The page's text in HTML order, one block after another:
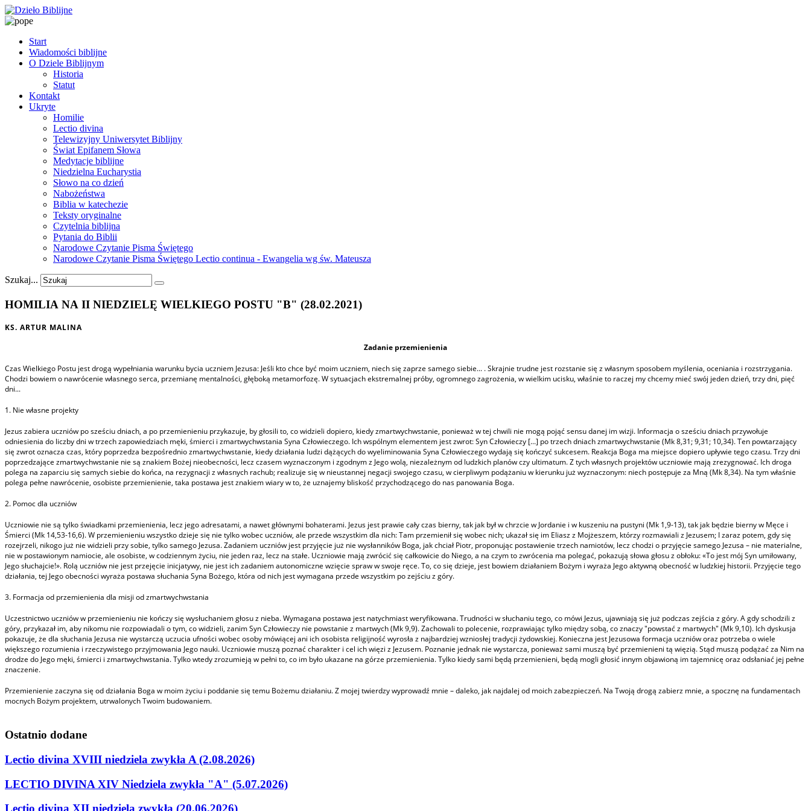
Start
Wiadomości biblijne
O Dziele Biblijnym
Historia
Statut
Kontakt
Ukryte
Homilie
Lectio divina
Telewizyjny Uniwersytet Biblijny
Świat Epifanem Słowa
Medytacje biblijne
Niedzielna Eucharystia
Słowo na co dzień
Nabożeństwa
Biblia w katechezie
Teksty oryginalne
Czytelnia biblijna
Pytania do Biblii
Narodowe Czytanie Pisma Świętego
Narodowe Czytanie Pisma Świętego Lectio continua - Ewangelia wg św. Mateusza
Szukaj...
HOMILIA NA II NIEDZIELĘ WIELKIEGO POSTU "B" (28.02.2021)
KS. ARTUR MALINA
Zadanie przemienienia
Czas Wielkiego Postu jest drogą wypełniania warunku bycia uczniem Jezusa: Jeśli kto chce być moim uczniem, niech się zaprze samego siebie... . Skrajnie trudne jest rozstanie się z własnym sposobem myślenia, oceniania i rozstrzygania.
Chodzi bowiem o nawrócenie własnego serca, przemianę mentalności, głęboką metamorfozę. W sytuacjach ekstremalnej próby, ogromnego zagrożenia, w wielkim ucisku, właśnie to raczej my chcemy mieć swój jeden dzień, trzy dni, pięć
dni...
1. Nie własne projekty
Jezus zabiera uczniów po sześciu dniach, a po przemienieniu przykazuje, by głosili to, co widzieli dopiero, kiedy zmartwychwstanie, ponieważ w tej chwili nie mogą pojąć sensu danej im wizji. Informacja o sześciu dniach przywołuje
odniesienia do liczby dni w trzech zapowiedziach męki, śmierci i zmartwychwstania Syna Człowieczego. Ich wspólnym elementem jest zwrot: Syn Człowieczy [...] po trzech dniach zmartwychwstanie (Mk 8,31; 9,31; 10,34). Ten powtarzający
się zwrot oznacza czas, który poprzedza bezpośrednio zmartwychwstanie, kiedy działania ludzi dążących do wyeliminowania Syna Człowieczego wydają się kończyć sukcesem. Reakcja Boga ma miejsce dopiero upływie tego czasu. Trzy dni
poprzedzające zmartwychwstanie nie są znakiem Bożej nieobecności, lecz czasem wyznaczonym i zgodnym z Jego wolą, niezależnym od ludzkich planów czy ultimatum. Z tych własnych projektów uczniowie mają zrezygnować. Ich droga
polega na zaparciu się samych siebie do końca, na rezygnacji z własnych rachub; realizuje się w nieustannej negacji swojego czasu, w cierpliwym podążaniu w kierunku już wyznaczonym: niech postępuje za Mną (Mk 8,34). Na tym właśnie
polega pełne nawrócenie, osobiste przemienienie, taka postawa jest znakiem wiary w to, że uznajemy bliskość przychodzącego do nas panowania Boga.
2. Pomoc dla uczniów
Uczniowie nie są tylko świadkami przemienienia, lecz jego adresatami, a nawet głównymi bohaterami. Jezus jest prawie cały czas bierny, tak jak był w chrzcie w Jordanie i w kuszeniu na pustyni (Mk 1,9-13), tak jak będzie bierny w Męce i
Śmierci (Mk 14,53-16,6). W przemienieniu wszystko dzieje się nie tylko wobec uczniów, ale przede wszystkim dla nich: Tam przemienił się wobec nich; ukazał się im Eliasz z Mojżeszem, którzy rozmawiali z Jezusem; I zaraz potem, gdy się
rozejrzeli, nikogo już nie widzieli przy sobie, tylko samego Jezusa. Zadaniem uczniów jest przyjęcie już nie wysłanników Boga, jak chciał Piotr, proponując postawienie trzech namiotów, lecz chodzi o przyjęcie samego Jezusa – nie materialne,
nie w postawionym namiocie, ale osobiste, w codziennym życiu, nie jeden raz, lecz na stałe. Uczniowie mają zwrócić się całkowicie do Niego, a na czym to zwrócenia ma polegać, pokazują słowa głosu z obłoku: «To jest mój Syn umiłowany,
Jego słuchajcie!». Rolą uczniów nie jest przejęcie inicjatywy, nie jest ich zadaniem autonomiczne wzięcie spraw w swoje ręce. To, co się dzieje, jest bowiem działaniem Bożym i wyraża Jego aktywną obecność w ludzkiej historii. Przyjęcie tego
działania, tej Jego obecności wyraża postawa słuchania Syna Bożego, która od nich jest wymagana przede wszystkim po zejściu z góry.
3. Formacja od przemienienia dla misji od zmartwychwstania
Uczestnictwo uczniów w przemienieniu nie kończy się wysłuchaniem głosu z nieba. Wymagana postawa jest natychmiast weryfikowana. Trudności w słuchaniu tego, co mówi Jezus, ujawniają się już podczas zejścia z góry. A gdy schodzili z
góry, przykazał im, aby nikomu nie rozpowiadali o tym, co widzieli, zanim Syn Człowieczy nie powstanie z martwych (Mk 9,9). Zachowali to polecenie, rozprawiając tylko między sobą, co znaczy "powstać z martwych" (Mk 9,10). Ich dyskusja
pokazuje, że dla słuchania Jezusa nie wystarczą uczucia ufności wobec osoby mówiącej ani ich osobista religijność wyrosła z najbardziej wzniosłej tradycji żydowskiej. Konieczna jest Jezusowa formacja uczniów oraz potrzeba o wiele
większego rozumienia i rzeczywistego przyjmowania Jego nauki. Uczniowie muszą poznać charakter i cel ich więzi z Jezusem. Poznanie jednak nie wystarcza, ponieważ sami muszą być przemienieni tą więzią. Stąd muszą podążać za Nim na
drodze do Jego męki, śmierci i zmartwychwstania. Tylko wtedy zrozumieją w pełni to, co im było ukazane na górze przemienienia. Tylko kiedy sami będą przemienieni, będą mogli głosić innym objawioną im tajemnicę oraz odsłaniać jej pełne
znaczenie.
Przemienienie zaczyna się od działania Boga w moim życiu i poddanie się temu Bożemu działaniu. Z mojej twierdzy wyprowadź mnie – daleko, jak najdalej od moich zabezpieczeń. Na Twoją drogą zabierz mnie, a spocznę na fundamentach
mocnych Bożym projektem, utrwalonych Twoim budowaniem.
Ostatnio dodane
Lectio divina XVIII niedziela zwykła A (2.08.2026)
LECTIO DIVINA XIV Niedziela zwykła "A" (5.07.2026)